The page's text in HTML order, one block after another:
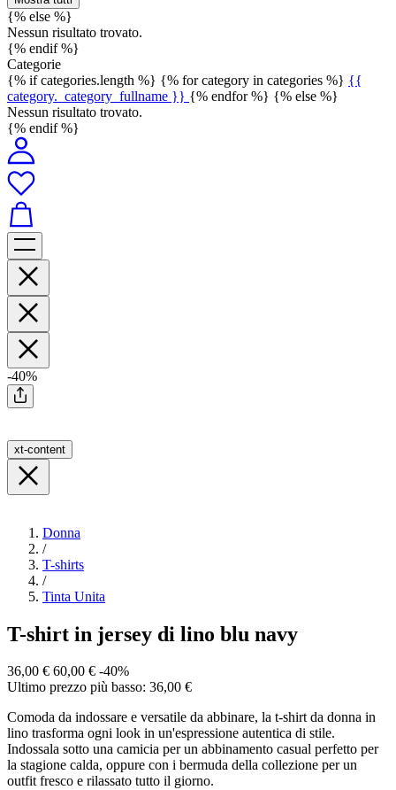
{% else %}
Nessun risultato trovato.
{% endif %}
Categorie
{% if categories.length %} {% for category in categories %} {{
category._category_fullname }} {% endfor %} {% else %}
Nessun risultato trovato.
{% endif %}
-40%
xt-content
Donna
/
T-shirts
/
Tinta Unita
T-shirt in jersey di lino blu navy
36,00 € 60,00 € -40%
Ultimo prezzo più basso: 36,00 €
Comoda da indossare e versatile da abbinare, la t-shirt da donna in
lino trasforma ogni look in un'espressione autentica di stile.
Indossala sotto una camicia per un abbinamento casual perfetto per
la stagione calda, oppure con i bermuda della collezione per un
outfit fresco e rilassato tutto il giorno.